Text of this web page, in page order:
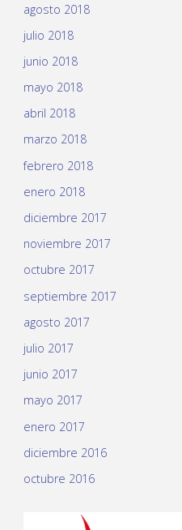
agosto 2018
julio 2018
junio 2018
mayo 2018
abril 2018
marzo 2018
febrero 2018
enero 2018
diciembre 2017
noviembre 2017
octubre 2017
septiembre 2017
agosto 2017
julio 2017
junio 2017
mayo 2017
enero 2017
diciembre 2016
octubre 2016